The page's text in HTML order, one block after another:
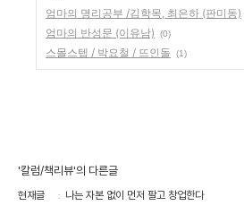
엄마의 명리공부 /김학목, 최은하 (판미동)
엄마의 반성문 (이유남) (0)
스몰스텝 / 박요철 / 뜨인돌 (1)
'칼럼/책리뷰'의 다른글
현재글 나는 자본 없이 먼저 팔고 창업한다